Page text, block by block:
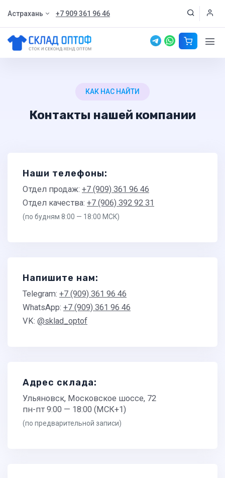
Астрахань +7 909 361 96 46
КАК НАС НАЙТИ
Контакты нашей компании
Наши телефоны:
Отдел продаж: +7 (909) 361 96 46
Отдел качества: +7 (906) 392 92 31
(по будням 8:00 — 18:00 МСК)
Напишите нам:
Telegram: +7 (909) 361 96 46
WhatsApp: +7 (909) 361 96 46
VK: @sklad_optof
Адрес склада:
Ульяновск, Московское шоссе, 72
пн-пт 9:00 — 18:00 (МСК+1)
(по предварительной записи)